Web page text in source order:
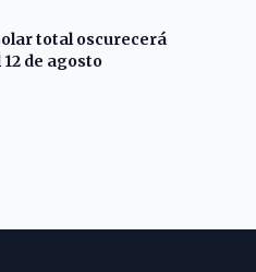
total oscurecerá
de agosto